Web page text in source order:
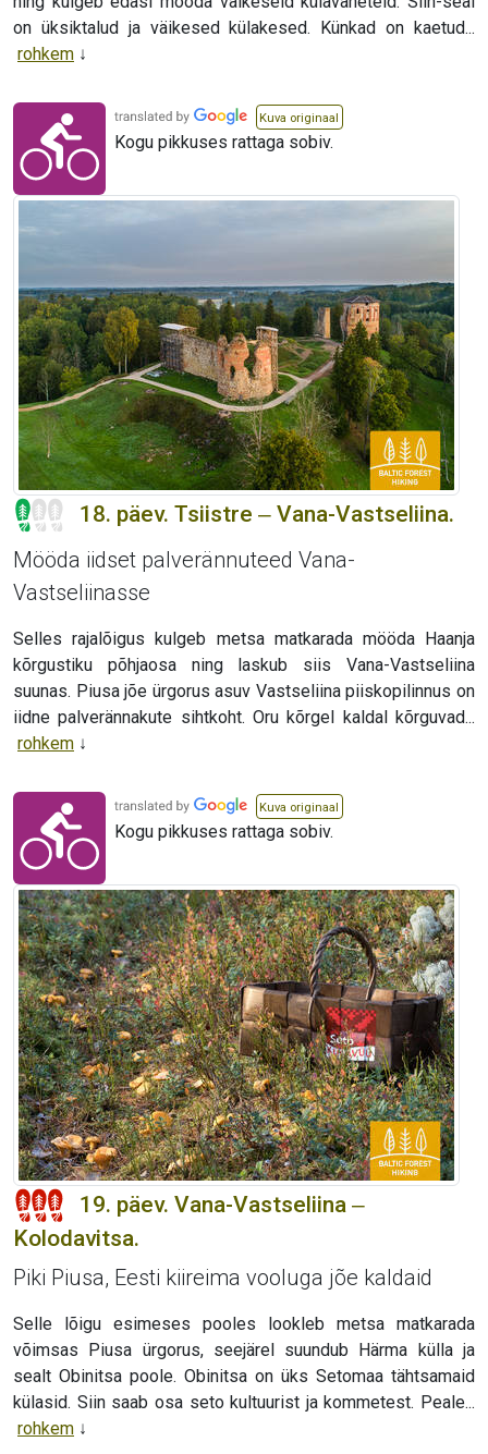
on üksiktalud ja väikesed külakesed. Künkad on kaetud...
rohkem
Kuva originaal
Kogu pikkuses rattaga sobiv.
18. päev. Tsiistre ‒ Vana-Vastseliina.
Mööda iidset palverännuteed Vana-
Vastseliinasse
Selles rajalõigus kulgeb metsa matkarada mööda Haanja
kõrgustiku põhjaosa ning laskub siis Vana-Vastseliina
suunas. Piusa jõe ürgorus asuv Vastseliina piiskopilinnus on
iidne palverännakute sihtkoht. Oru kõrgel kaldal kõrguvad...
rohkem
Kuva originaal
Kogu pikkuses rattaga sobiv.
19. päev. Vana-Vastseliina ‒
Kolodavitsa.
Piki Piusa, Eesti kiireima vooluga jõe kaldaid
Selle lõigu esimeses pooles lookleb metsa matkarada
võimsas Piusa ürgorus, seejärel suundub Härma külla ja
sealt Obinitsa poole. Obinitsa on üks Setomaa tähtsamaid
külasid. Siin saab osa seto kultuurist ja kommetest. Peale...
rohkem